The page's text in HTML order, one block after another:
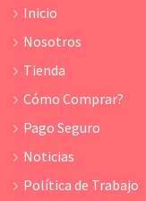
Inicio
Nosotros
Tienda
Cómo Comprar?
Pago Seguro
Noticias
Política de Trabajo